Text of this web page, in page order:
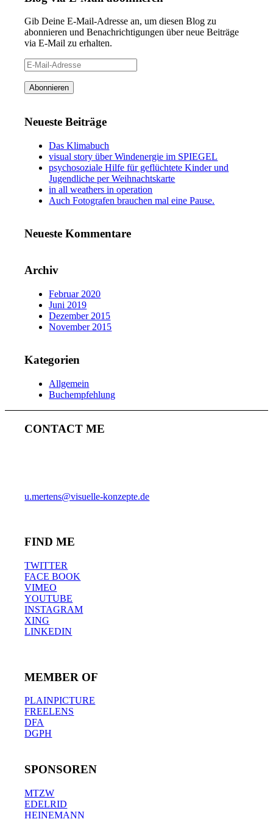
Gib Deine E-Mail-Adresse an, um diesen Blog zu
abonnieren und Benachrichtigungen über neue Beiträge
via E-Mail zu erhalten.
E-
Mail-
Adresse
Abonnieren
Neueste Beiträge
Das Klimabuch
visual story über Windenergie im SPIEGEL
psychosoziale Hilfe für geflüchtete Kinder und
Jugendliche per Weihnachtskarte
in all weathers in operation
Auch Fotografen brauchen mal eine Pause.
Neueste Kommentare
Archiv
Februar 2020
Juni 2019
Dezember 2015
November 2015
Kategorien
Allgemein
Buchempfehlung
CONTACT ME
u.mertens@visuelle-konzepte.de
FIND ME
TWITTER
FACE BOOK
VIMEO
YOUTUBE
INSTAGRAM
XING
LINKEDIN
MEMBER OF
PLAINPICTURE
FREELENS
DFA
DGPH
SPONSOREN
MTZW
EDELRID
HEINEMANN